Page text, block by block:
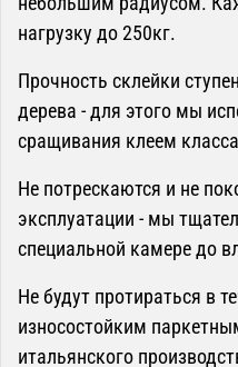
нагрузку до 250кг.
Прочность склейки
дерева - для этого мы
сращивания клеем
Не потрескаются и не
эксплуатации - мы
специальной камере до
Не будут протираться в
износостойким
итальянского